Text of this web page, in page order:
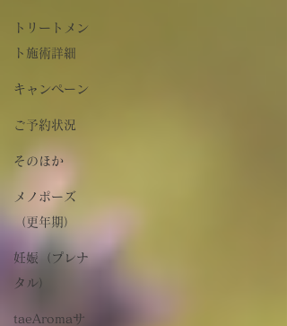
トリートメン
ト施術詳細
キャンペーン
ご予約状況
そのほか
メノポーズ
（更年期）
妊娠（プレナ
タル）
taeAromaサ